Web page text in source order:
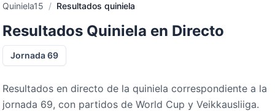
Quiniela15 / Resultados quiniela
Resultados Quiniela en Directo
Jornada 69
Resultados en directo de la quiniela correspondiente a la
jornada 69, con partidos de World Cup y Veikkausliiga.